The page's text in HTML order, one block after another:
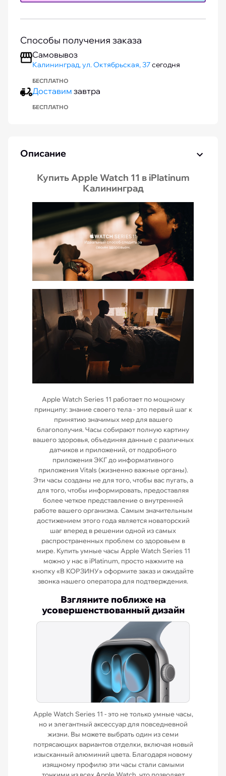
Способы получения заказа
Самовывоз
Калининград, ул. Октябрьская, 37сегодня
БЕСПЛАТНО
Доставим завтра
БЕСПЛАТНО
Описание
Купить Apple Watch 11 в iPlatinum
Калининград
Apple Watch Series 11 работает по мощному
принципу: знание своего тела - это первый шаг к
принятию значимых мер для вашего
благополучия. Часы собирают полную картину
вашего здоровья, объединяя данные с различных
датчиков и приложений, от подробного
приложения ЭКГ до информативного
приложения Vitals (жизненно важные органы).
Эти часы созданы не для того, чтобы вас пугать, а
для того, чтобы информировать, предоставляя
более четкое представление о внутренней
работе вашего организма. Самым значительным
достижением этого года является новаторский
шаг вперед в решении одной из самых
распространенных проблем со здоровьем в
мире. Купить умные часы Apple Watch Series 11
можно у нас в iPlatinum, просто нажмите на
кнопку «В КОРЗИНУ» оформите заказ и ожидайте
звонка нашего оператора для подтверждения.
Взгляните поближе на
усовершенствованный дизайн
Apple Watch Series 11 - это не только умные часы,
но и элегантный аксессуар для повседневной
жизни. Вы можете выбрать один из семи
потрясающих вариантов отделки, включая новый
изысканный алюминий цвета. Благодаря новому
изящному профилю эти часы стали самыми
тонкими из всех Apple Watch, что позволяет